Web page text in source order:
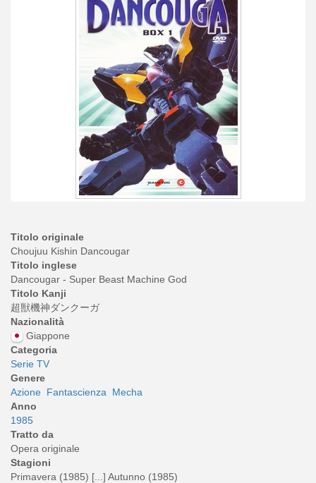
Titolo originale
Choujuu Kishin Dancougar
Titolo inglese
Dancougar - Super Beast Machine God
Titolo Kanji
超獣機神ダンクーガ
Nazionalità
Giappone
Categoria
Serie TV
Genere
Azione Fantascienza
Mecha
Anno
1985
Tratto da
Opera originale
Stagioni
Primavera (1985) [...] Autunno (1985)